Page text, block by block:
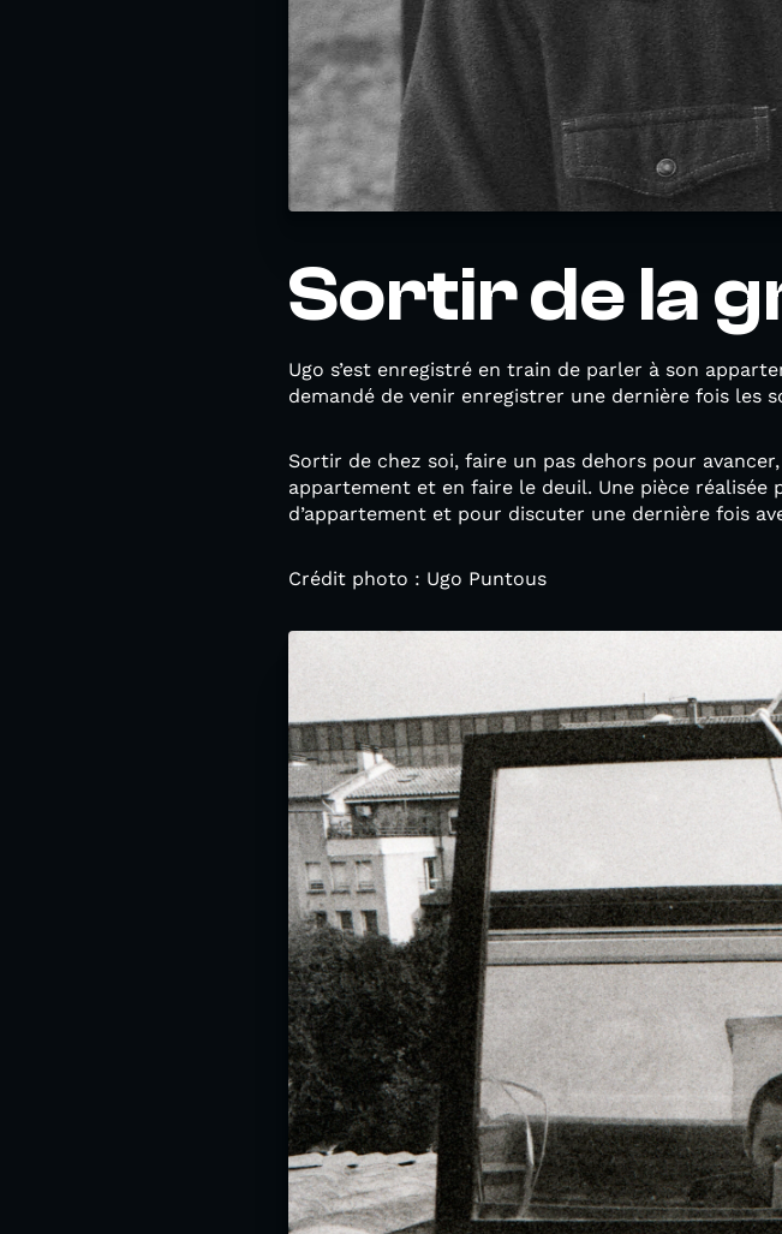
Sortir de la
Ugo s’est enregistré en train de parler à son
demandé de venir enregistrer une dernière fois les
Sortir de chez soi, faire un pas dehors pour
appartement et en faire le deuil. Une pièce réalisée
d’appartement et pour discuter une dernière fois
Crédit photo : Ugo Puntous